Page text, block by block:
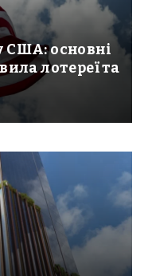
США: основні
лотереї та